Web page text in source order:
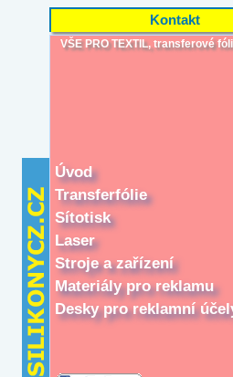
Kontakt
VŠE PRO TEXTIL, transferové
Úvod
Transferfólie
Sítotisk
Laser
Stroje a zařízení
Materiály pro reklamu
Desky pro reklamní